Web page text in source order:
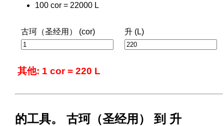
100 cor = 22000 L
古珂（圣经用） (cor) 升 (L)
其他: 1 cor = 220 L
的工具。 古珂（圣经用） 到 升